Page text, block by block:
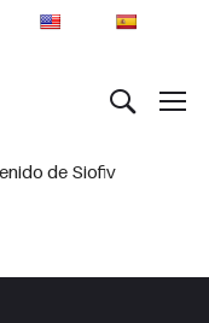
de Siofiv